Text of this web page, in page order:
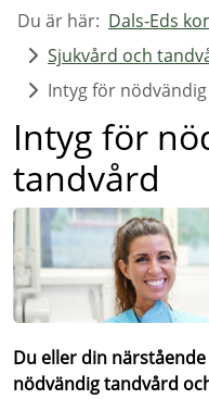
Du är här: Dals-Eds
Sjukvård och
Intyg för
Intyg för
tandvård
Du eller din
nödvändig tandvård